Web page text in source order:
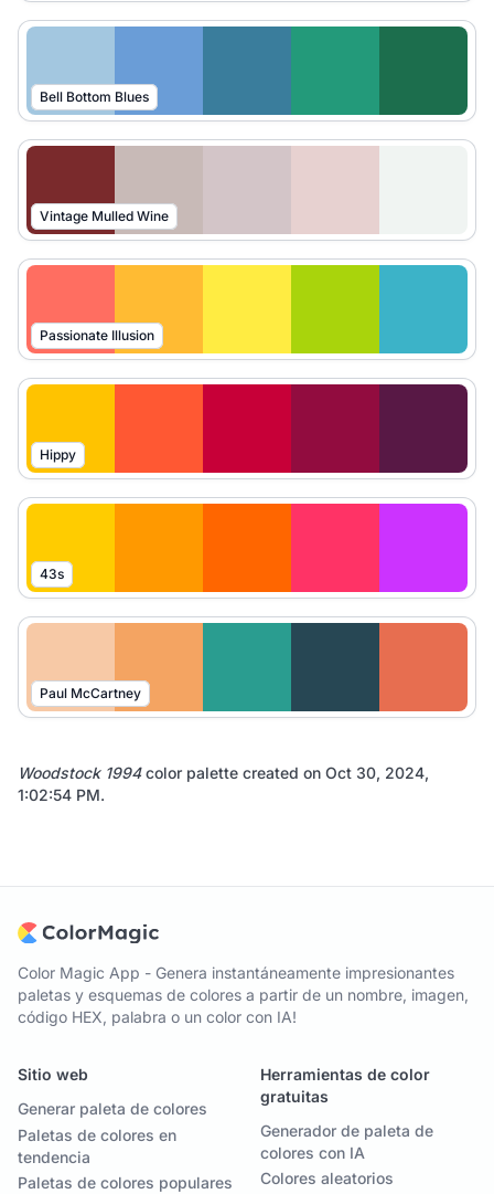
Bell Bottom Blues
Vintage Mulled Wine
Passionate Illusion
Hippy
43s
Paul McCartney
Woodstock 1994color palette created on Oct 30, 2024,
1:02:54 PM.
Color Magic App - Genera instantáneamente impresionantes
paletas y esquemas de colores a partir de un nombre, imagen,
código HEX, palabra o un color con IA!
Sitio web
Generar paleta de colores
Paletas de colores en
tendencia
Paletas de colores populares
Herramientas de color
gratuitas
Generador de paleta de
colores con IA
Colores aleatorios